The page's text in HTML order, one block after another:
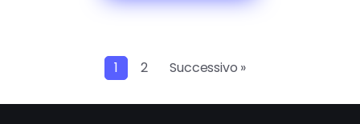
1 2 Successivo »